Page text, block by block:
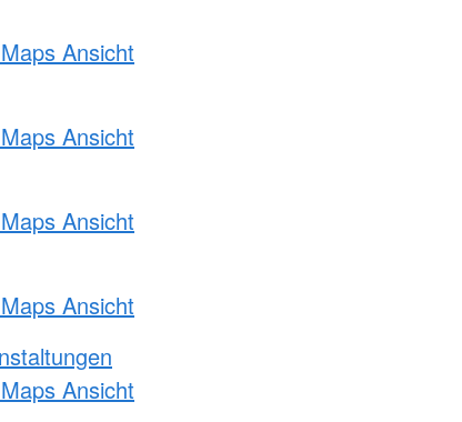
Ansicht
Ansicht
Ansicht
Ansicht
Ansicht